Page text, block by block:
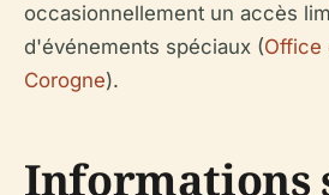
occasionnellement un accès
d'événements spéciaux (Office
Corogne).
Informations